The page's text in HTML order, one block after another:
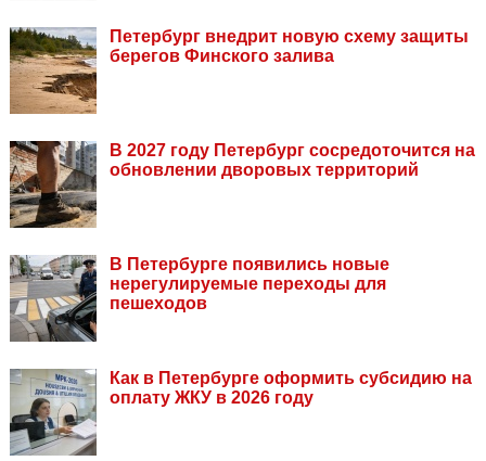
Петербург внедрит новую схему защиты
берегов Финского залива
В 2027 году Петербург сосредоточится на
обновлении дворовых территорий
В Петербурге появились новые
нерегулируемые переходы для
пешеходов
Как в Петербурге оформить субсидию на
оплату ЖКУ в 2026 году